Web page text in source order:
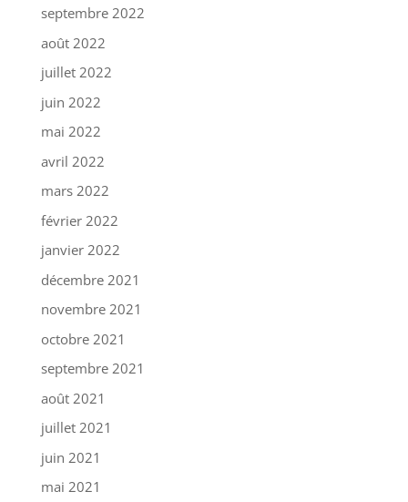
septembre 2022
août 2022
juillet 2022
juin 2022
mai 2022
avril 2022
mars 2022
février 2022
janvier 2022
décembre 2021
novembre 2021
octobre 2021
septembre 2021
août 2021
juillet 2021
juin 2021
mai 2021